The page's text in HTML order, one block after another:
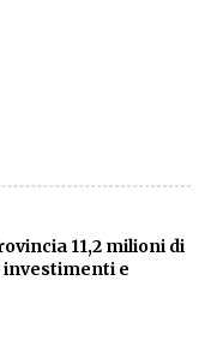
11,2 milioni di
e